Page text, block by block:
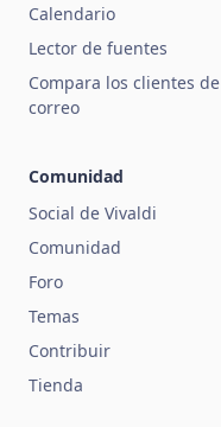
Calendario
Lector de fuentes
Compara los clientes de
correo
Comunidad
Social de Vivaldi
Comunidad
Foro
Temas
Contribuir
Tienda